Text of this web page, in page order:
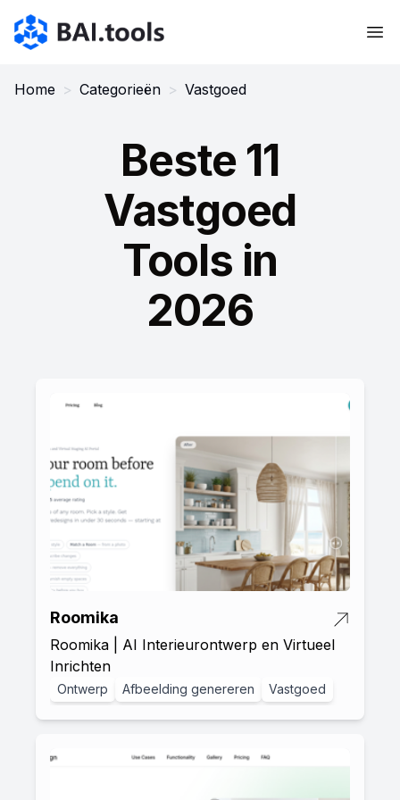
Bai.tools
Home > Categorieën > Vastgoed
Beste 11
Vastgoed
Tools in
2026
Roomika
Roomika | AI Interieurontwerp en Virtueel
Inrichten
Ontwerp Afbeelding genereren Vastgoed